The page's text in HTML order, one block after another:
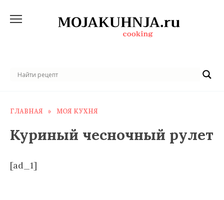
ГЛАВНАЯ » МОЯ КУХНЯ
Куриный чесночный рулет
[ad_1]